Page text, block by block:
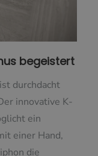
begeistert
durchdacht
innovative K-
ein
einer Hand,
die